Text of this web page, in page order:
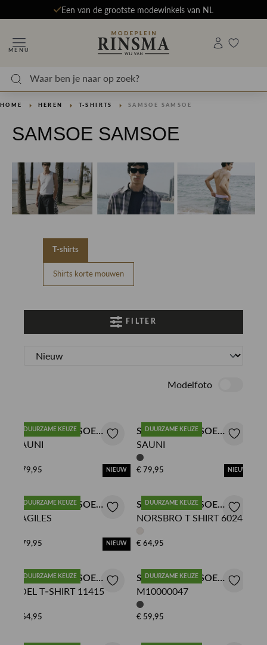
Een van de grootste modewinkels van NL
MENU
HOME HEREN T-SHIRTS SAMSOE SAMSOE
SAMSOE SAMSOE
T-shirts
Shirts korte mouwen
FILTER
Modelfoto
DUURZAME KEUZE
SAMSOE SAMSOE
TSHIRT
SAUNI
€ 79,95 NIEUW
DUURZAME KEUZE
SAMSOE SAMSOE
TSHIRT
SAUNI
€ 79,95 NIEUW
DUURZAME KEUZE
SAMSOE SAMSOE
TSHIRT
SAGILES
€ 79,95 NIEUW
DUURZAME KEUZE
SAMSOE SAMSOE
TSHIRT
NORSBRO T SHIRT 6024
€ 64,95
DUURZAME KEUZE
SAMSOE SAMSOE
TSHIRT
JOEL T-SHIRT 11415
€ 64,95
DUURZAME KEUZE
SAMSOE SAMSOE
TSHIRT
M10000047
€ 59,95